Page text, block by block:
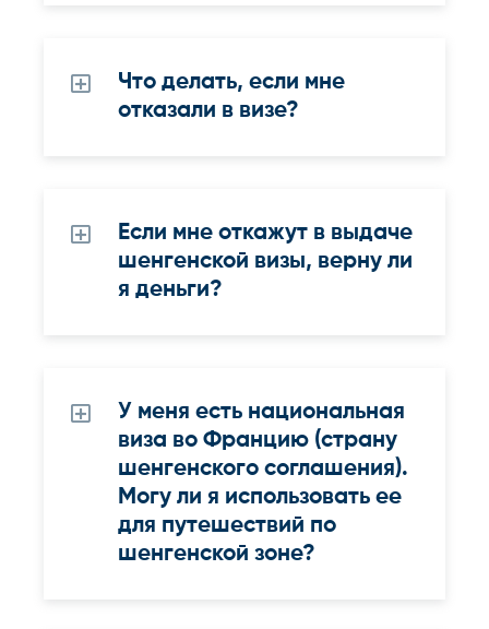
Что делать, если мне
отказали в визе?
Если мне откажут в выдаче
шенгенской визы, верну ли
я деньги?
У меня есть национальная
виза во Францию (страну
шенгенского соглашения).
Могу ли я использовать ее
для путешествий по
шенгенской зоне?